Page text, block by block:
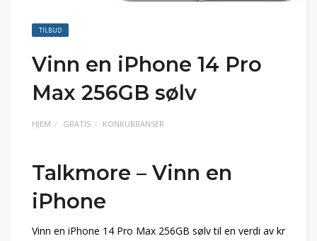
TILBUD
Vinn en iPhone 14 Pro
Max 256GB sølv
HJEM GRATIS KONKURRANSER
Talkmore – Vinn en
iPhone
Vinn en iPhone 14 Pro Max 256GB sølv til en verdi av kr